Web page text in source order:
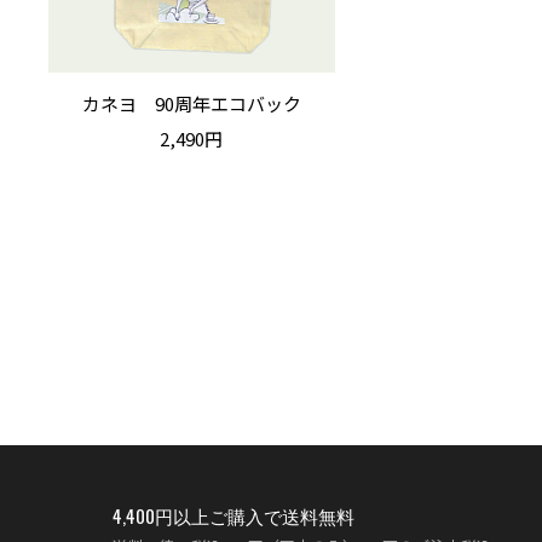
カネヨ 90周年エコバック
2,490円
4,400円以上ご購入で送料無料